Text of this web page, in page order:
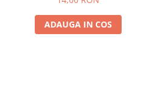
ADAUGA IN COS